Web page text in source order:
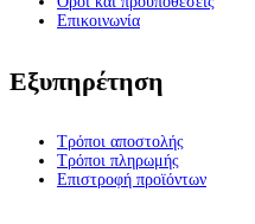
Επικοινωνία
Εξυπηρέτηση
Τρόποι αποστολής
Τρόποι πληρωμής
Επιστροφή προϊόντων